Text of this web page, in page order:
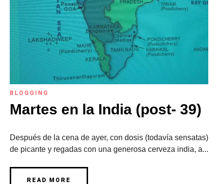
BLOGGING
Martes en la India (post- 39)
Después de la cena de ayer, con dosis (todavía sensatas)
de picante y regadas con una generosa cerveza india, a...
READ MORE